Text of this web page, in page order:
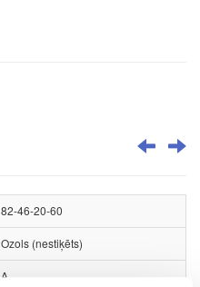
82-46-20-60
Ozols (nestiķēts)
A